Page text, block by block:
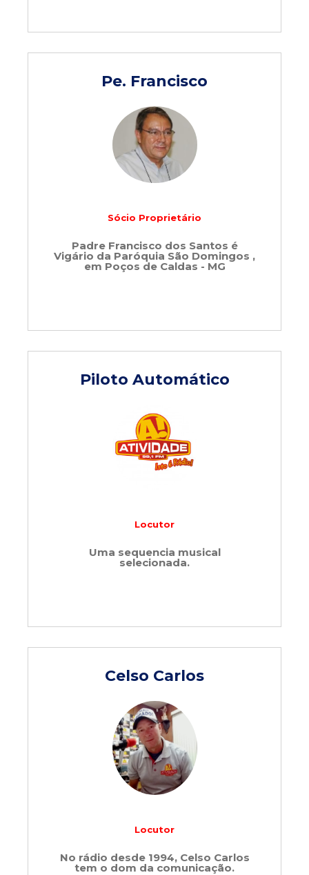
Pe. Francisco
Sócio Proprietário
Padre Francisco dos Santos é
Vigário da Paróquia São Domingos ,
em Poços de Caldas - MG
Piloto Automático
Locutor
Uma sequencia musical
selecionada.
Celso Carlos
Locutor
No rádio desde 1994, Celso Carlos
tem o dom da comunicação.